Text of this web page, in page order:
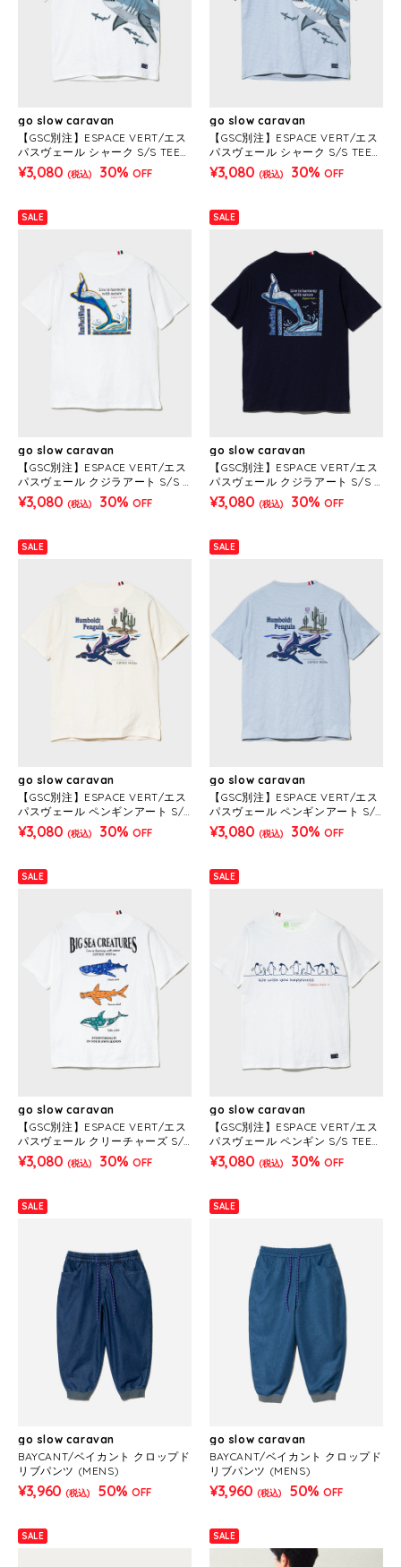
go slow caravan
【GSC別注】ESPACE VERT/エス
パスヴェール シャーク S/S TEE
(MENS)
¥3,080 (税込) 30% OFF
go slow caravan
【GSC別注】ESPACE VERT/エス
パスヴェール シャーク S/S TEE
(MENS)
¥3,080 (税込) 30% OFF
SALE
go slow caravan
【GSC別注】ESPACE VERT/エス
パスヴェール クジラアート S/S T
EE (MENS)
¥3,080 (税込) 30% OFF
SALE
go slow caravan
【GSC別注】ESPACE VERT/エス
パスヴェール クジラアート S/S T
EE (MENS)
¥3,080 (税込) 30% OFF
SALE
go slow caravan
【GSC別注】ESPACE VERT/エス
パスヴェール ペンギンアート S/S
TEE (MENS)
¥3,080 (税込) 30% OFF
SALE
go slow caravan
【GSC別注】ESPACE VERT/エス
パスヴェール ペンギンアート S/S
TEE (MENS)
¥3,080 (税込) 30% OFF
SALE
go slow caravan
【GSC別注】ESPACE VERT/エス
パスヴェール クリーチャーズ S/S
TEE (MENS)
¥3,080 (税込) 30% OFF
SALE
go slow caravan
【GSC別注】ESPACE VERT/エス
パスヴェール ペンギン S/S TEE
(MENS)
¥3,080 (税込) 30% OFF
SALE
go slow caravan
BAYCANT/ベイカント クロップド
リブパンツ (MENS)
¥3,960 (税込) 50% OFF
SALE
go slow caravan
BAYCANT/ベイカント クロップド
リブパンツ (MENS)
¥3,960 (税込) 50% OFF
SALE SALE